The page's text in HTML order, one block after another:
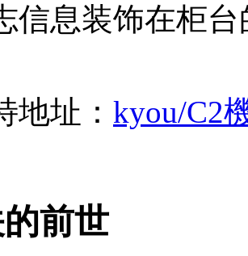
信息装饰在柜
地址： kyou/C2
前世